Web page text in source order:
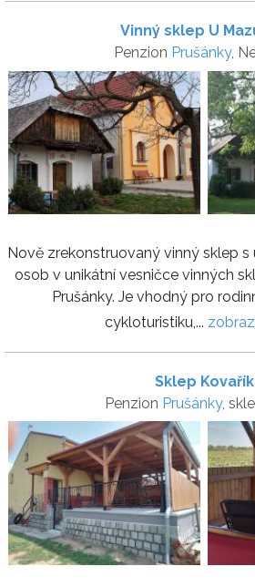
Vinný sklep U
Penzion Prušánky,
Nově zrekonstruovaný vinný sklep
osob v unikátní vesničce vinných
Prušánky. Je vhodný pro
cykloturistiku,...
Sklep Kovařík
Penzion Prušánky,